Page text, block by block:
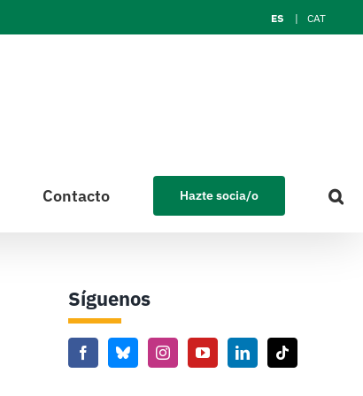
ES CAT
Contacto Hazte socia/o
Síguenos